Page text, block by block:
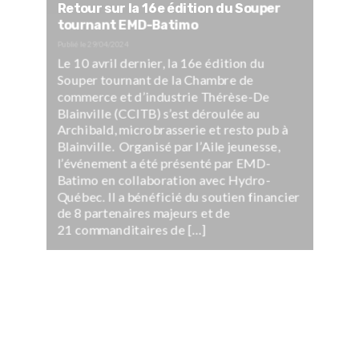
Retour sur la 16e édition du Souper
tournant EMD-Batimo
Le 10 avril dernier, la 16e édition du
Souper tournant de la Chambre de
commerce et d’industrie Thérèse-De
Blainville (CCITB) s’est déroulée au
Archibald, microbrasserie et resto pub à
Blainville. Organisé par l’Aile jeunesse,
l’événement a été présenté par EMD-
Batimo en collaboration avec Hydro-
Québec. Il a bénéficié du soutien financier
de 8 partenaires majeurs et de
21 commanditaires de […]